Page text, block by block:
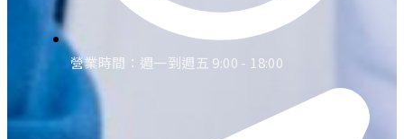
營業時間：週一到週五 9:00 - 18:00